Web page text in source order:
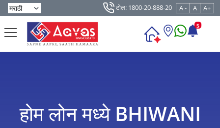
टोल: 1800-20-888-20 A - A A+
5
होम लोन मध्ये BHIWANI